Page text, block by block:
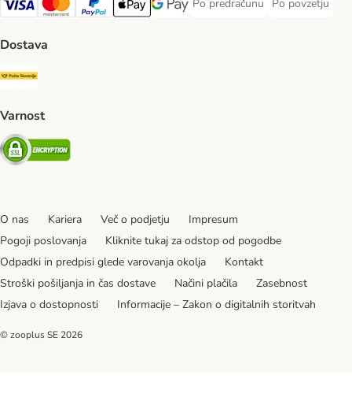
Visa Payment Method
MasterCard Payment Method
PayPal Payment Method
Apple Pay Payment Method
Google pay Payment Method
Po predračunu
Po predračunu Payment Method
Po povzetju
Po povzetju
Dostava
Pošta Slovenije Shipping Method
Varnost
Security
O nas Kariera Več o podjetju
Impresum
Pogoji poslovanja
Kliknite tukaj za odstop od pogodbe
Odpadki in predpisi glede varovanja okolja
Kontakt
Stroški pošiljanja in čas dostave
Načini plačila
Zasebnost
Izjava o dostopnosti
Informacije – Zakon o digitalnih storitvah
© zooplus SE 2026